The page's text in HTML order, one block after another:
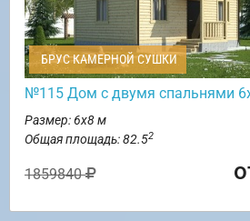
БРУС КАМЕРНОЙ СУШКИ
№115 Дом с двумя спальнями
Размер: 6х8 м
Общая площадь: 82.52
1859840